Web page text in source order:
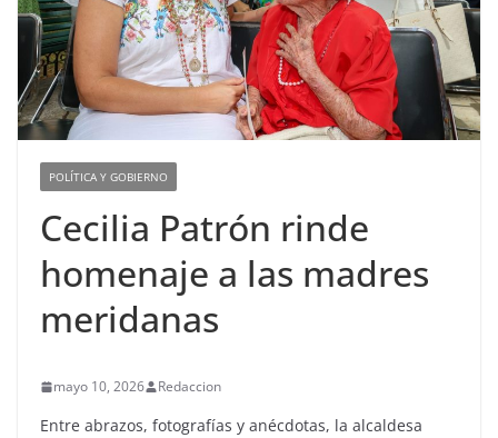
POLÍTICA Y GOBIERNO
Cecilia Patrón rinde
homenaje a las madres
meridanas
mayo 10, 2026 Redaccion
Entre abrazos, fotografías y anécdotas, la alcaldesa